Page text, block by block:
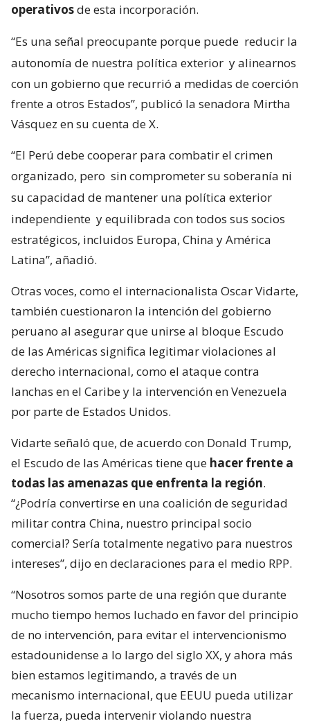
operativosde esta incorporación.
“Es una señal preocupante porque puede reducir la
autonomía de nuestra política exterior y alinearnos
con un gobierno que recurrió a medidas de coerción
frente a otros Estados”, publicó la senadora Mirtha
Vásquez en su cuenta de X.
“El Perú debe cooperar para combatir el crimen
organizado, pero sin comprometer su soberanía ni
su capacidad de mantener una política exterior
independiente y equilibrada con todos sus socios
estratégicos, incluidos Europa, China y América
Latina”, añadió.
Otras voces, como el internacionalista Oscar Vidarte,
también cuestionaron la intención del gobierno
peruano al asegurar que unirse al bloque Escudo
de las Américas significa legitimar violaciones al
derecho internacional, como el ataque contra
lanchas en el Caribe y la intervención en Venezuela
por parte de Estados Unidos.
Vidarte señaló que, de acuerdo con Donald Trump,
el Escudo de las Américas tiene que hacer frente a
todas las amenazas que enfrenta la región.
“¿Podría convertirse en una coalición de seguridad
militar contra China, nuestro principal socio
comercial? Sería totalmente negativo para nuestros
intereses”, dijo en declaraciones para el medio RPP.
“Nosotros somos parte de una región que durante
mucho tiempo hemos luchado en favor del principio
de no intervención, para evitar el intervencionismo
estadounidense a lo largo del siglo XX, y ahora más
bien estamos legitimando, a través de un
mecanismo internacional, que EEUU pueda utilizar
la fuerza, pueda intervenir violando nuestra